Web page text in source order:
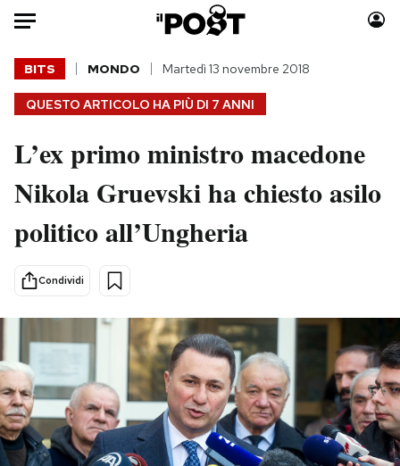
Auto
HOME
Italia
Politica
Tecnologia
Scienza
Economia
Moda
Consumismi
Storie/Idee
Altrecose
Mondiali calcio 2026
PODCAST
QUESTO ARTICOLO HA PIÙ DI 7 ANNI
BITS MONDO Martedì 13 novembre 2018
L’ex primo ministro macedone
Nikola Gruevski ha chiesto asilo
politico all’Ungheria
Condividi